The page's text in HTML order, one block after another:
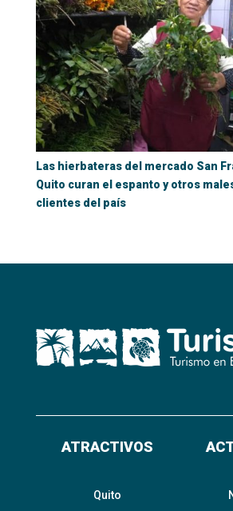
Las hierbateras del mercado San
Quito curan el espanto y otros
clientes del país
ATRACTIVOS
Quito